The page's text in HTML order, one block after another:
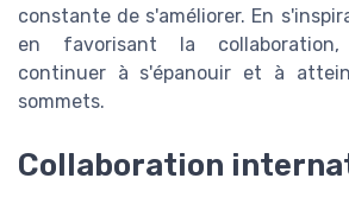
constante de s'améliorer. En
en favorisant la
continuer à s'épanouir et à
sommets.
Collaboration